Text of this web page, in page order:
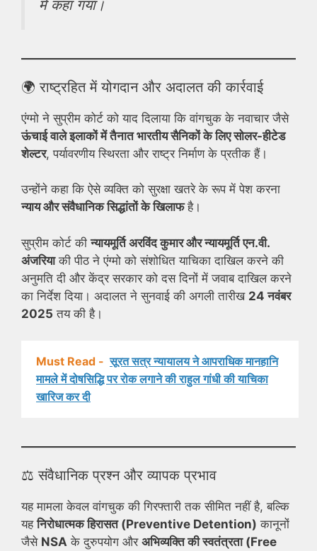
में कहा गया।
🌍 राष्ट्रहित में योगदान और अदालत की कार्रवाई
एंग्मो ने सुप्रीम कोर्ट को याद दिलाया कि वांगचुक के नवाचार जैसे
ऊंचाई वाले इलाकों में तैनात भारतीय सैनिकों के लिए सोलर-हीटेड
शेल्टर, पर्यावरणीय स्थिरता और राष्ट्र निर्माण के प्रतीक हैं।
उन्होंने कहा कि ऐसे व्यक्ति को सुरक्षा खतरे के रूप में पेश करना
न्याय और संवैधानिक सिद्धांतों के खिलाफहै।
सुप्रीम कोर्ट कीन्यायमूर्ति अरविंद कुमार और न्यायमूर्ति एन.वी.
अंजरियाकी पीठ ने एंग्मो को संशोधित याचिका दाखिल करने की
अनुमति दी और केंद्र सरकार को दस दिनों में जवाब दाखिल करने
का निर्देश दिया। अदालत ने सुनवाई की अगली तारीख 24 नवंबर
2025 तय की है।
Must Read - सूरत सत्र न्यायालय ने आपराधिक मानहानि
मामले में दोषसिद्धि पर रोक लगाने की राहुल गांधी की याचिका
खारिज कर दी
⚖️ संवैधानिक प्रश्न और व्यापक प्रभाव
यह मामला केवल वांगचुक की गिरफ्तारी तक सीमित नहीं है, बल्कि
यहनिरोधात्मक हिरासत (Preventive Detention) कानूनों
जैसे NSA के दुरुपयोग और अभिव्यक्ति की स्वतंत्रता (Free